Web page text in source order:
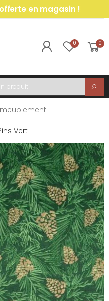
en magasin !
0 0
Vert